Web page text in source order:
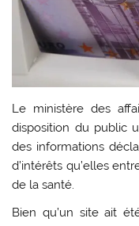
Le ministère des
disposition du public
des informations
d’intérêts qu’elles
de la santé.
Bien qu’un site ait